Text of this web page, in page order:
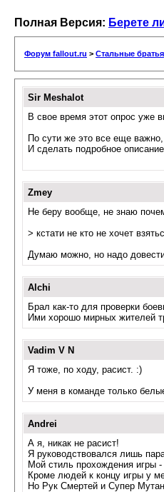
Полная Версия: Берете
Форум fallout.ru > Стальные братья
Sir Meshalot
В свое время этот опрос уже
По сути же это все еще
И сделать подробное
Zmey
Не беру вообще, не знаю
> кстати не кто не хочет
Думаю можно, но надо
Alchi
Брал как-то для проверки
Ими хорошо мирных жителей
Vadim V N
Я тоже, по ходу, расист. :)
У меня в команде только
Andrei
А я, никак не расист!
Я руководствовался лишь
Мой стиль прохождения игры -
Кроме людей к концу игры у
Но Рук Смертей и Супер